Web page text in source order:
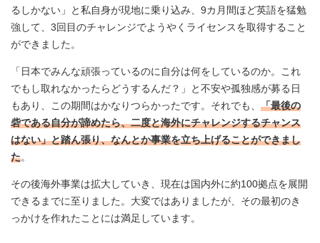
るしかない」と私自身が現地に乗り込み、9カ月間ほど英語を猛勉
強して、3回目のチャレンジでようやくライセンスを取得すること
ができました。
「日本でみんな頑張っているのに自分は何をしているのか。これ
でもし取れなかったらどうするんだ？」と不安や孤独感が募る日
もあり、この期間はかなりつらかったです。それでも、 「最後の
砦である自分が諦めたら、二度と海外にチャレンジするチャンス
はない」と踏ん張り、なんとか事業を立ち上げることができまし
た。
その後海外事業は拡大していき、現在は国内外に約100拠点を展開
できるまでに至りました。大変ではありましたが、その最初のき
っかけを作れたことには満足しています。